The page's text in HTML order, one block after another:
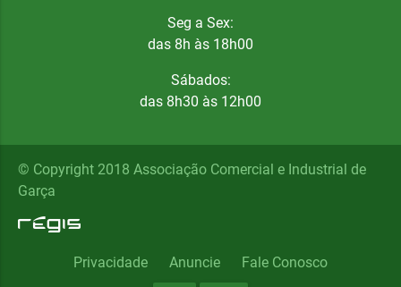
Seg a Sex:
das 8h às 18h00
Sábados:
das 8h30 às 12h00
© Copyright 2018 Associação Comercial e Industrial de
Garça
Privacidade Anuncie Fale Conosco